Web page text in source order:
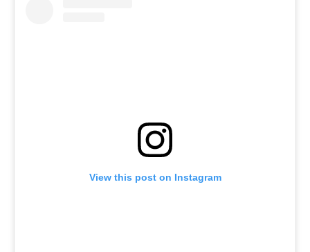
View this post on Instagram